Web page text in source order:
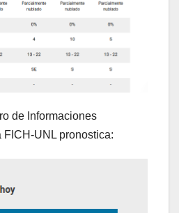
de Informaciones
FICH-UNL pronostica: